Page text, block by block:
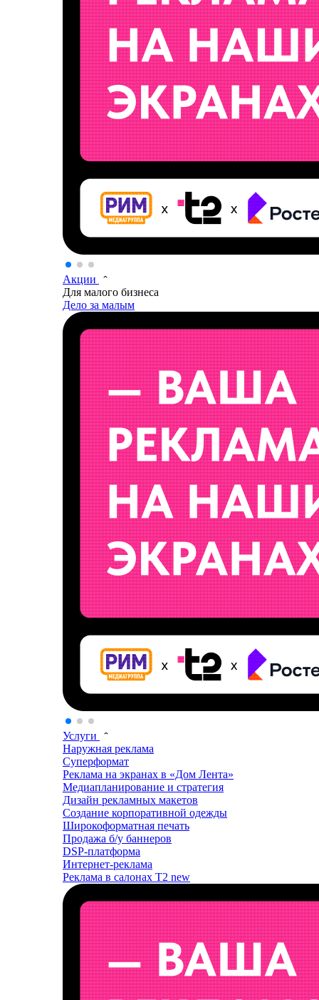
Акции
Для малого бизнеса
Дело за малым
Услуги
Наружная реклама
Суперформат
Реклама на экранах в «Дом Лента»
Медиапланирование и стратегия
Дизайн рекламных макетов
Создание корпоративной одежды
Широкоформатная печать
Продажа б/у баннеров
DSP-платформа
Интернет-реклама
Реклама в салонах T2 new